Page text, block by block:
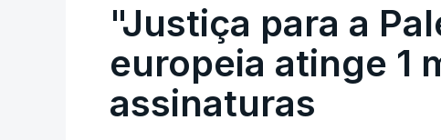
"Justiça para a
europeia atinge 1
assinaturas